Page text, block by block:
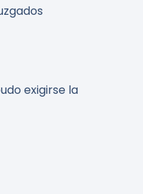
exigirse la